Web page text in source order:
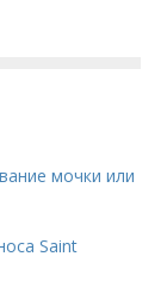
мочки или
Saint